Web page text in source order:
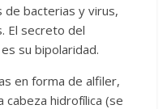
bacterias y virus,
El secreto del
su bipolaridad.
en forma de alfiler,
cabeza hidrofílica (se